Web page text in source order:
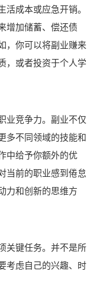
活成本或应急开销。
增加储蓄、偿还债
，你可以将副业赚来
，或者投资于个人学
业竞争力。副业不仅
多不同领域的技能和
中给予你额外的优
当前的职业感到倦怠
力和创新的思维方
关键任务。并不是所
考虑自己的兴趣、时